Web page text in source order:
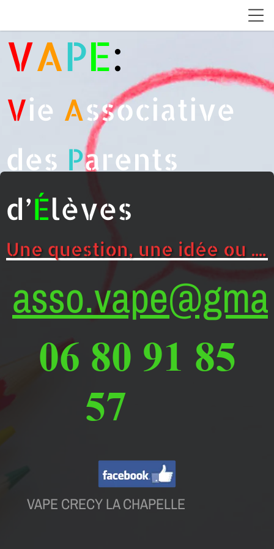
VAPE:
Vie Associative
des Parents
d’Élèves
Une question, une idée ou ....
06 80 91 85
57
VAPE CRECY LA CHAPELLE